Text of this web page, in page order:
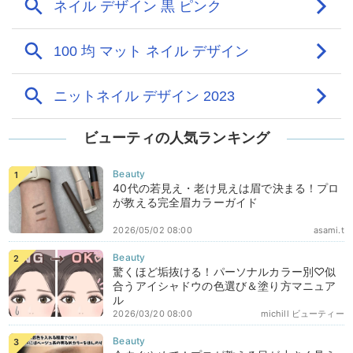
ビューティの人気ランキング
40代の若見え・老け見えは眉で決まる！プロ
が教える完全眉カラーガイド
asami.t
2026/05/02 08:00
驚くほど垢抜ける！パーソナルカラー別♡似
合うアイシャドウの色選び＆塗り方マニュア
ル
michill ビューティー
2026/03/20 08:00